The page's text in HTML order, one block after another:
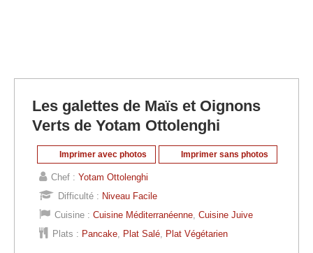
Les galettes de Maïs et Oignons
Verts de Yotam Ottolenghi
Imprimer avec photos Imprimer sans photos
Chef : Yotam Ottolenghi
Difficulté : Niveau Facile
Cuisine : Cuisine Méditerranéenne, Cuisine Juive
Plats : Pancake, Plat Salé, Plat Végétarien